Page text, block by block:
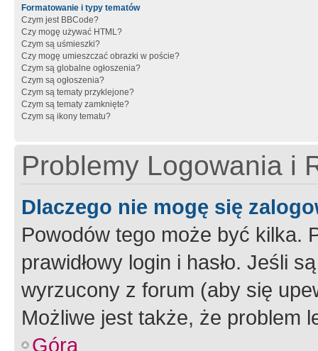
Formatowanie i typy tematów
Czym jest BBCode?
Czy mogę używać HTML?
Czym są uśmieszki?
Czy mogę umieszczać obrazki w poście?
Czym są globalne ogłoszenia?
Czym są ogłoszenia?
Czym są tematy przyklejone?
Czym są tematy zamknięte?
Czym są ikony tematu?
Problemy Logowania i
Dlaczego nie mogę się
Powodów tego może być kilka.
prawidłowy login i hasło. Jeśli
wyrzucony z forum (aby się
Możliwe jest także, że problem
Góra